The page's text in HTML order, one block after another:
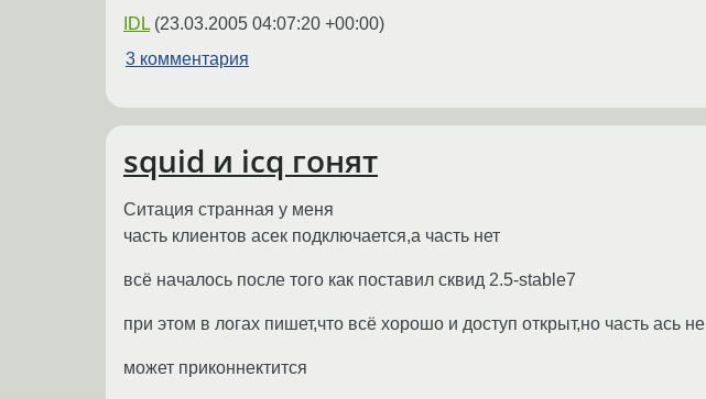
IDL (23.03.2005 04:07:20 +00:00)
3 комментария
squid и icq гонят
Ситация странная у меня
часть клиентов асек подключается,а часть нет
всё началось после того как поставил сквид 2.5-stable7
при этом в логах пишет,что всё хорошо и доступ открыт,но часть ась не
может приконнектится